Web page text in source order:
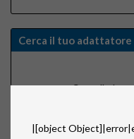
Cerca il tuo adattatore
Cerca
|[object